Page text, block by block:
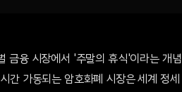
금융 시장에서 '주말의 휴식'이라는 개념
간 가동되는 암호화폐 시장은 세계 정세